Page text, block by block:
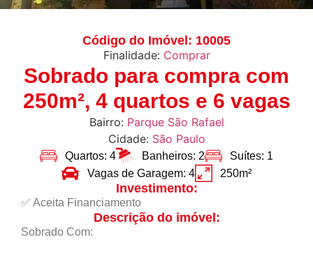
Código do Imóvel: 10005
Finalidade: Comprar
Sobrado para compra com
250m², 4 quartos e 6 vagas
Bairro: Parque São Rafael
Cidade: São Paulo
Quartos: 4 Banheiros: 2
Suítes: 1
Vagas de Garagem: 4
250m²
Investimento:
✅ Aceita Financiamento
Descrição do imóvel:
Sobrado Com: